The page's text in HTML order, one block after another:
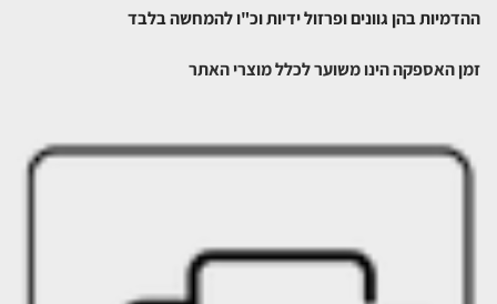
ההדמיות בהן גוונים ופרזול ידיות וכ"ו להמחשה בלבד
זמן האספקה הינו משוער לכלל מוצרי האתר